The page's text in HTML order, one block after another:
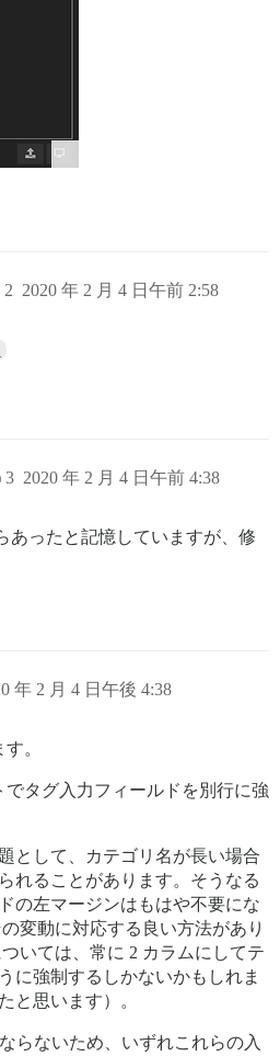
2020 年 2 月 4 日午前 2:58
2
2020 年 2 月 4 日午前 4:38
3
あったと記憶していますが、修
年 2 月 4 日午後 4:38
。
でタグ入力フィールドを別行に強
として、カテゴリ名が長い場合
れることがあります。そうなる
の左マージンはもはや不要にな
変動に対応する良い方法があり
いては、常に 2 カラムにしてテ
に強制するしかないかもしれま
と思います）。
らないため、いずれこれらの入